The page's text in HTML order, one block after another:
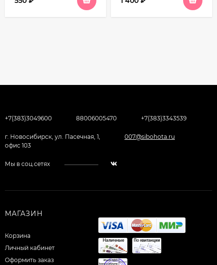
+7(383)3049600 88006005470 +7(383)3343539
г. Новосибирск, ул. Пасечная, 1,
офис 103
007@sibohota.ru
Мы в соц.сетях
МАГАЗИН
Корзина
Личный кабинет
Оформить заказ